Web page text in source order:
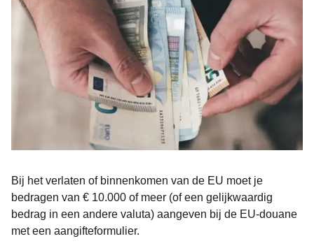
Bij het verlaten of binnenkomen van de EU moet je
bedragen van € 10.000 of meer (of een gelijkwaardig
bedrag in een andere valuta) aangeven bij de EU-douane
met een aangifteformulier.